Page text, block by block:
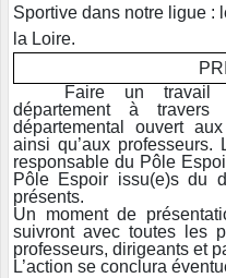
Sportive dans notre ligue :
la Loire.
Faire un travail
département à
départemental ouvert
ainsi qu’aux
responsable du Pôle
Pôle Espoir issu(e)s du
présents.
Un moment de
suivront avec toutes les
professeurs, dirigeants et
L’action se conclura